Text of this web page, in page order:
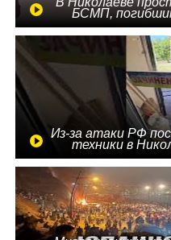
БСМП,
Из-за атаки РФ
техники в